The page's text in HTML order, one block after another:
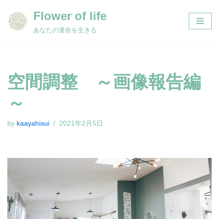
コ
ツ
へ
キ
ッ
Flower of life
あなたの運命を生きる
空間調整 ～画像報告編
～
by kaayahisui 2021年2月5日